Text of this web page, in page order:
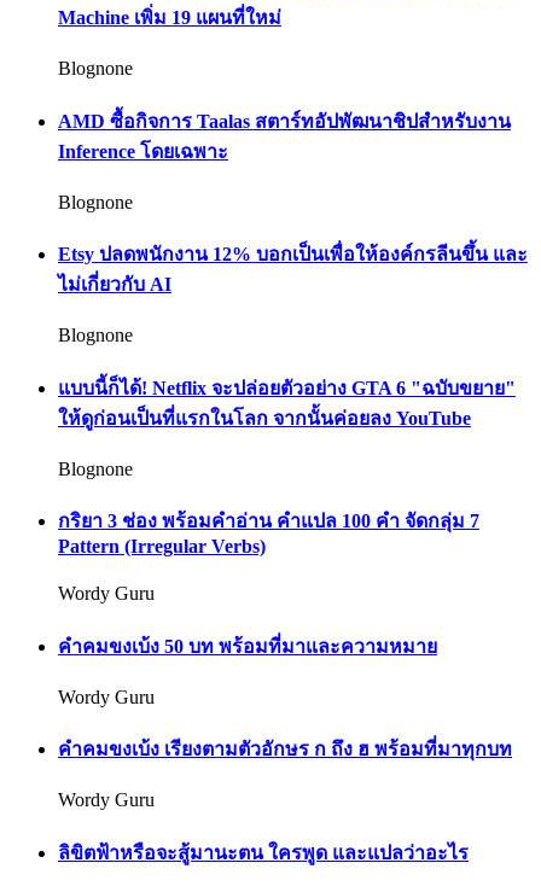
Machine เพิ่ม 19 แผนที่ใหม่
Blognone
AMD ซื้อกิจการ Taalas สตาร์ทอัปพัฒนาชิปสำหรับงาน
Inference โดยเฉพาะ
Blognone
Etsy ปลดพนักงาน 12% บอกเป็นเพื่อให้องค์กรลีนขึ้น และ
ไม่เกี่ยวกับ AI
Blognone
แบบนี้ก็ได้! Netflix จะปล่อยตัวอย่าง GTA 6 "ฉบับขยาย"
ให้ดูก่อนเป็นที่แรกในโลก จากนั้นค่อยลง YouTube
Blognone
กริยา 3 ช่อง พร้อมคำอ่าน คำแปล 100 คำ จัดกลุ่ม 7
Pattern (Irregular Verbs)
Wordy Guru
คำคมขงเบ้ง 50 บท พร้อมที่มาและความหมาย
Wordy Guru
คำคมขงเบ้ง เรียงตามตัวอักษร ก ถึง ฮ พร้อมที่มาทุกบท
Wordy Guru
ลิขิตฟ้าหรือจะสู้มานะตน ใครพูด และแปลว่าอะไร